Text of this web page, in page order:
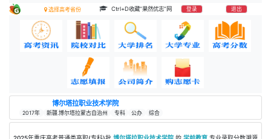
选择高考省份 Ctrl+D收藏“果然优志”网 登录 退出
博尔塔拉职业技术学院
2017年 新疆.博尔塔拉蒙古自治州 专科 公办 综合